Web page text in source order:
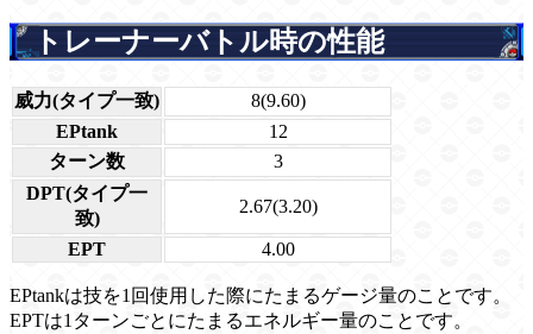
トレーナーバトル時の性能
威力(タイプ一致)
8(9.60)
EPtank
12
ターン数
3
DPT(タイプ一
致)
2.67(3.20)
EPT 4.00
EPtankは技を1回使用した際にたまるゲージ量のことです。
EPTは1ターンごとにたまるエネルギー量のことです。